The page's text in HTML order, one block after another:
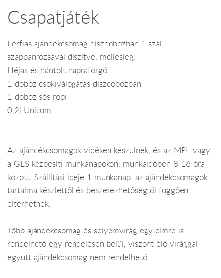
Csapatjáték
Férfias ajándékcsomag díszdobozban 1 szál
szappanrózsával díszítve, mellesleg:
Héjas és hántolt napraforgó
1 doboz csokiválogatás díszdobozban
1 doboz sós ropi
0,2l Unicum
Az ajándékcsomagok vidéken készülnek, és az MPL vagy
a GLS kézbesíti munkanapokon, munkaidőben 8-16 óra
között. Szállítási ideje 1 munkanap, az ajándékcsomagok
tartalma készlettől és beszerezhetőségtől függően
eltérhetnek.
Több ajándékcsomag és selyemvirág egy címre is
rendelhető egy rendelésen belül, viszont élő virággal
együtt ajándékcsomag nem rendelhető.